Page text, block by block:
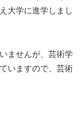
大学に進学しまし
ませんが、芸術学
いますので、芸術